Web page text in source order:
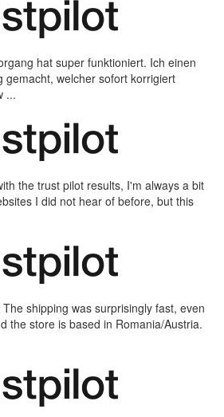
hat super funktioniert. Ich einen
gemacht, welcher sofort korrigiert
...
the trust pilot results, I'm always a bit
I did not hear of before, but this
shipping was surprisingly fast, even
the store is based in Romania/Austria.